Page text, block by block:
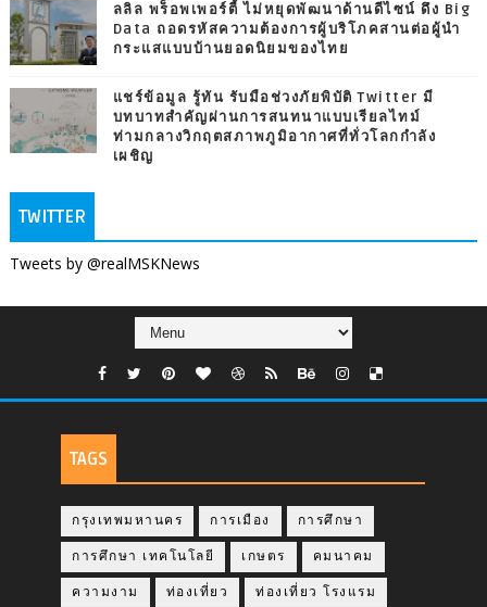
ลลิล พร็อพเพอร์ตี้ ไม่หยุดพัฒนาด้านดีไซน์ ดึง Big
Data ถอดรหัสความต้องการผู้บริโภคสานต่อผู้นำ
กระแสแบบบ้านยอดนิยมของไทย
แชร์ข้อมูล รู้ทัน รับมือช่วงภัยพิบัติ Twitter มี
บทบาทสำคัญผ่านการสนทนาแบบเรียลไทม์
ท่ามกลางวิกฤตสภาพภูมิอากาศที่ทั่วโลกกำลัง
เผชิญ
TWITTER
Tweets by @realMSKNews
TAGS
กรุงเทพมหานคร การเมือง การศึกษา
การศึกษา เทคโนโลยี เกษตร คมนาคม
ความงาม ท่องเที่ยว ท่องเที่ยว โรงแรม